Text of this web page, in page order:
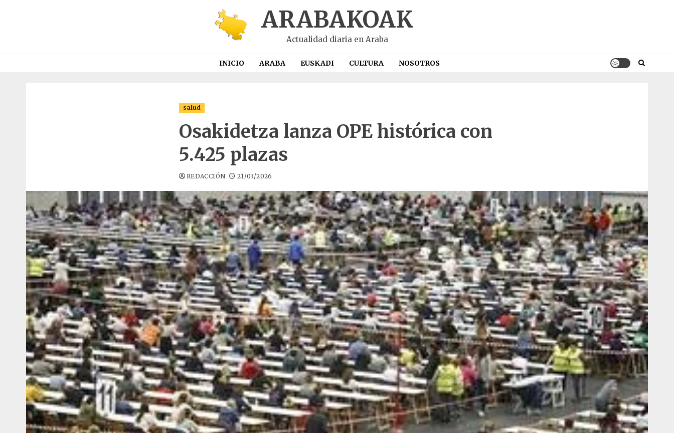
ARABAKOAK
Actualidad diaria en Araba
INICIO ARABA EUSKADI CULTURA NOSOTROS
salud
Osakidetza lanza OPE histórica con
5.425 plazas
REDACCIÓN 21/03/2026